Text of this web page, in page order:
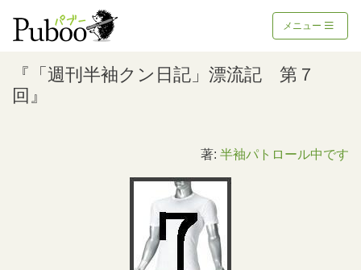
メニュー
『「週刊半袖クン日記」漂流記 第７
回』
著: 半袖パトロール中です